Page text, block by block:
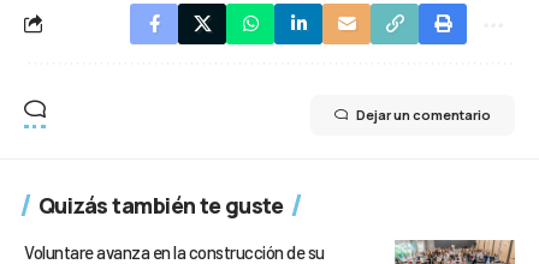
Dejar un comentario
Quizás también te guste
Voluntare avanza en la construcción de su